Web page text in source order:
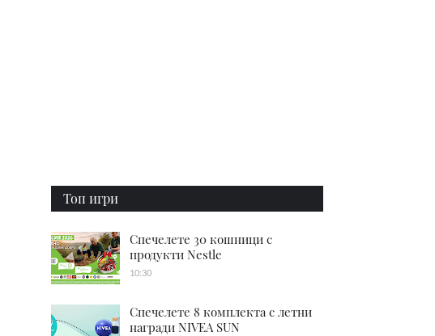
Топ игри
Спечелете 30 кошници с
продукти Nestle
10:30
Спечелете 8 комплекта с летни
награди NIVEA SUN